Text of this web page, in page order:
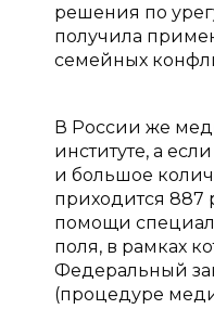
решения по
получила
семейных
В России же
институте, а
и большое
приходится 887
помощи
поля, в рамках
Федеральный
(процедуре